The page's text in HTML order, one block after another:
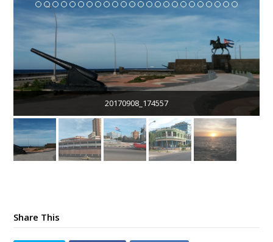
20170908_174557
Share This